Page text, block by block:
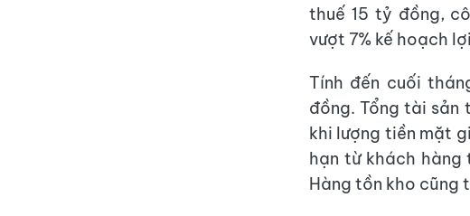
thuế 15 tỷ đồng,
vượt 7% kế hoạch
Tính đến cuối
đồng. Tổng tài sản
khi lượng tiền mặt
hạn từ khách hàng
Hàng tồn kho cũng